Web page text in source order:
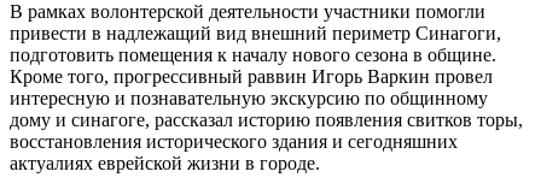
В рамках волонтерской деятельности участники помогли
привести в надлежащий вид внешний периметр Синагоги,
подготовить помещения к началу нового сезона в общине.
Кроме того, прогрессивный раввин Игорь Варкин провел
интересную и познавательную экскурсию по общинному
дому и синагоге, рассказал историю появления свитков торы,
восстановления исторического здания и сегодняшних
актуалиях еврейской жизни в городе.